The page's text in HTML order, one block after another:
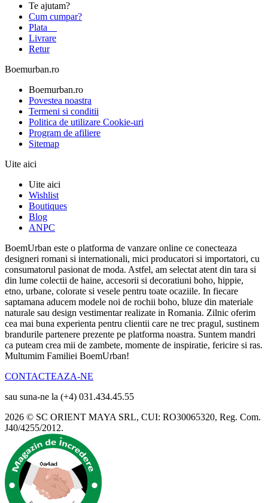
Te ajutam?
Cum cumpar?
Plata
Livrare
Retur
Boemurban.ro
Boemurban.ro
Povestea noastra
Termeni si conditii
Politica de utilizare Cookie-uri
Program de afiliere
Sitemap
Uite aici
Uite aici
Wishlist
Boutiques
Blog
ANPC
BoemUrban este o platforma de vanzare online ce conecteaza
designeri romani si internationali, mici producatori si importatori, cu
consumatorul pasionat de moda. Astfel, am selectat atent din tara si
din lume colectii de haine, accesorii si decoratiuni boho, hippie,
etno, urbane, colorate si vesele pentru toate ocaziile. In fiecare
saptamana aducem modele noi de rochii boho, bluze din materiale
naturale sau design vestimentar realizate in Romania. Zilnic oferim
cea mai buna experienta pentru clientii care ne trec pragul, sustinem
brandurile partenere prezente pe platforma noastra. Suntem mandri
ca puteam crea mii de zambete, momente de inspiratie, fericire si ras.
Multumim Familiei BoemUrban!
CONTACTEAZA-NE
sau suna-ne la (+4) 031.434.45.55
2026 © SC ORIENT MAYA SRL, CUI: RO30065320, Reg. Com.
J40/4255/2012.